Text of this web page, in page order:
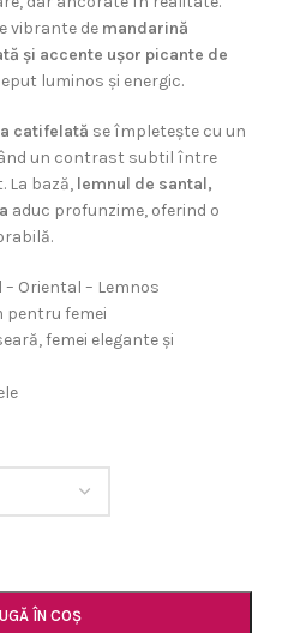
vibrante de mandarină
și accente ușor picante de
luminos și energic.
catifelată se împletește cu un
un contrast subtil între
La bază, lemnul de santal,
aduc profunzime, oferind o
– Oriental – Lemnos
pentru femei
femei elegante și
ÎN COȘ